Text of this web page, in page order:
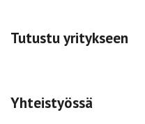
Tutustu yritykseen
Yhteistyössä